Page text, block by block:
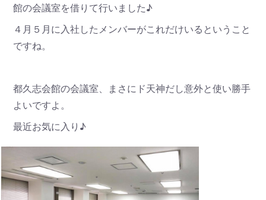
館の会議室を借りて行いました♪
４月５月に入社したメンバーがこれだけいるということ
ですね。
都久志会館の会議室、まさにド天神だし意外と使い勝手
よいですよ。
最近お気に入り♪